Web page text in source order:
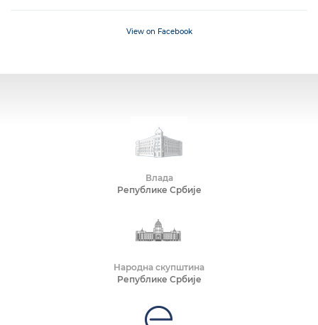
View on Facebook
Влада
Републике Србије
Народна скупштина
Републике Србије